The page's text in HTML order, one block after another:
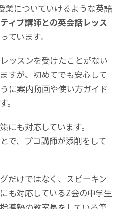
業についていけるような英語
ィブ講師との英会話レッス
ています。
ッスンを受けたことがない
すが、初めてでも安心して
に案内動画や使い方ガイド
。
にも対応しています。
で、プロ講師が添削をして
だけではなく、スピーキン
も対応しているZ会の中学生